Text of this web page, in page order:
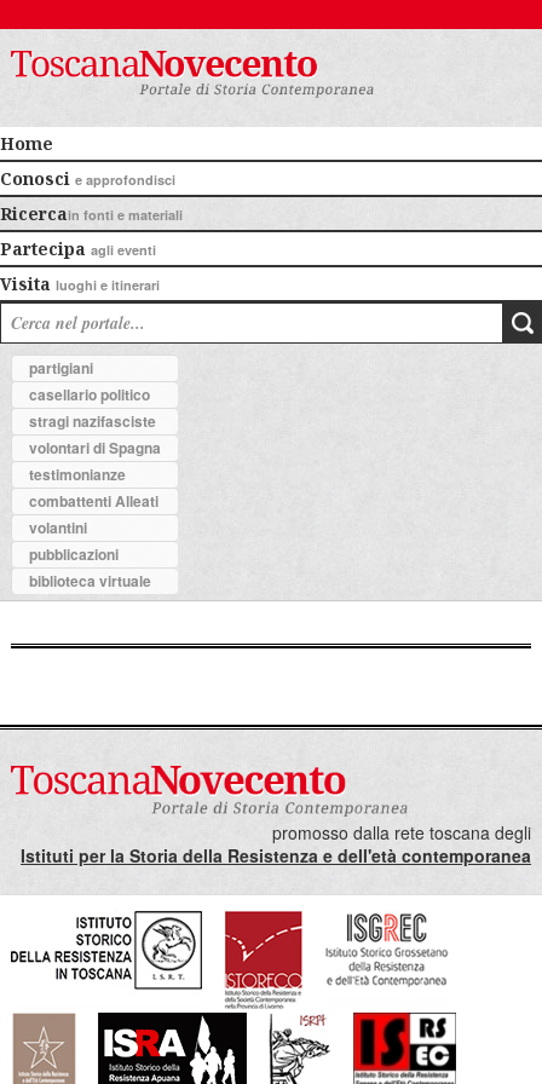
Home
Conosci e approfondisci
Ricercain fonti e materiali
Partecipa agli eventi
Visita luoghi e itinerari
partigiani
casellario politico
stragi nazifasciste
volontari di Spagna
testimonianze
combattenti Alleati
volantini
pubblicazioni
biblioteca virtuale
promosso dalla rete toscana degli
Istituti per la Storia della Resistenza e dell'età contemporanea